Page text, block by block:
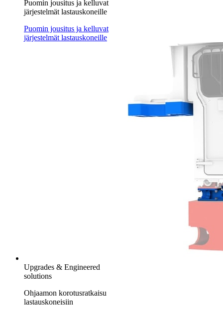
Puomin jousitus ja kelluvat
järjestelmät lastauskoneille
Puomin jousitus ja kelluvat
järjestelmät lastauskoneille
Upgrades & Engineered
solutions
Ohjaamon korotusratkaisu
lastauskoneisiin